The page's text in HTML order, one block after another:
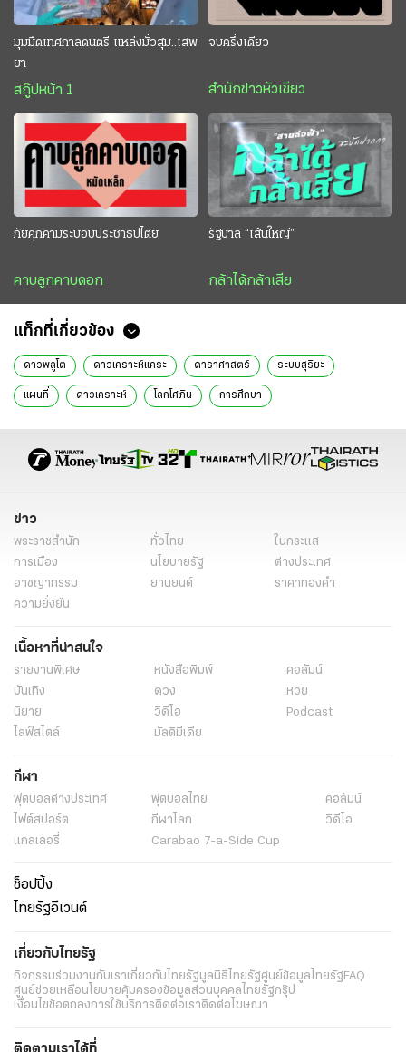
มุมมืดเทศกาลดนตรี แหล่งมั่วสุม..เสพ
ยา
สกู๊ปหน้า 1
จบครึ่งเดียว
สำนักข่าวหัวเขียว
ภัยคุกคามระบอบประชาธิปไตย
คาบลูกคาบดอก
รัฐบาล “เส้นใหญ่”
กล้าได้กล้าเสีย
แท็กที่เกี่ยวข้อง
ดาวพลูโต ดาวเคราะห์แคระ ดาราศาสตร์ ระบบสุริยะ
แผนที่ ดาวเคราะห์ โลกโศภิน การศึกษา
ข่าว
พระราชสำนัก ทั่วไทย
ในกระแส
การเมือง
นโยบายรัฐ
ต่างประเทศ
อาชญากรรม
ยานยนต์
ราคาทองคำ
ความยั่งยืน
เนื้อหาที่น่าสนใจ
รายงานพิเศษ หนังสือพิมพ์
คอลัมน์
บันเทิง
ดวง
หวย
นิยาย
วิดีโอ
Podcast
ไลฟ์สไตล์
มัลติมีเดีย
กีฬา
ฟุตบอลต่่างประเทศ ฟุตบอลไทย
คอลัมน์
ไฟต์สปอร์ต
กีฬาโลก
วิดีโอ
แกลเลอรี่
Carabao 7-a-Side Cup
ช็อปปิ้ง
ไทยรัฐอีเวนต์
เกี่ยวกับไทยรัฐ
กิจกรรมร่วมงานกับเราเกี่ยวกับไทยรัฐมูลนิธิไทยรัฐศูนย์ข้อมูลไทยรัฐFAQ
ศูนย์ช่วยเหลือนโยบายคุ้มครองข้อมูลส่วนบุคคลไทยรัฐกรุ๊ป
เงื่อนไขข้อตกลงการใช้บริการติดต่อเราติดต่อโฆษณา